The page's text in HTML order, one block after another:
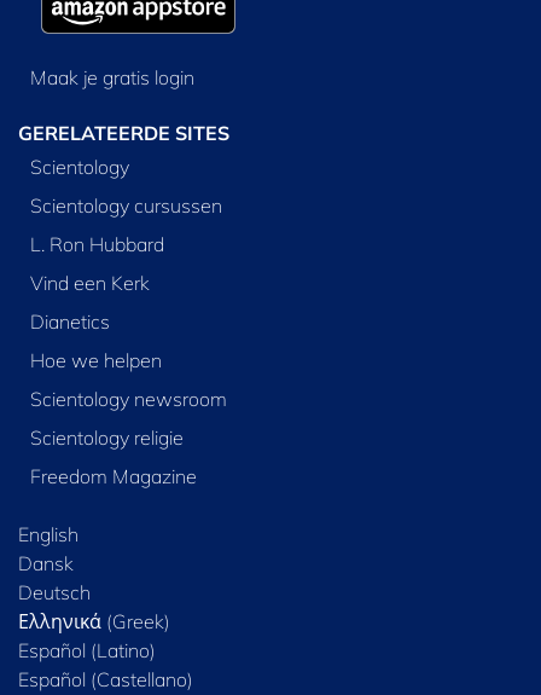
Maak je gratis login
GERELATEERDE SITES
Scientology
Scientology cursussen
L. Ron Hubbard
Vind een Kerk
Dianetics
Hoe we helpen
Scientology newsroom
Scientology religie
Freedom Magazine
English
Dansk
Deutsch
Ελληνικά (Greek)
Español (Latino)
Español (Castellano)